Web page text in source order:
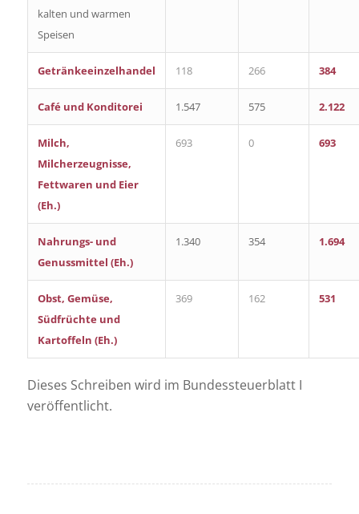
kalten und warmen
Speisen
Getränkeeinzelhandel 118 266 384
Café und Konditorei 1.547 575 2.122
Milch,
Milcherzeugnisse,
Fettwaren und Eier
(Eh.)
693 0 693
Nahrungs- und
Genussmittel (Eh.)
1.340 354 1.694
Obst, Gemüse,
Südfrüchte und
Kartoffeln (Eh.)
369 162 531
Dieses Schreiben wird im Bundessteuerblatt I
veröffentlicht.